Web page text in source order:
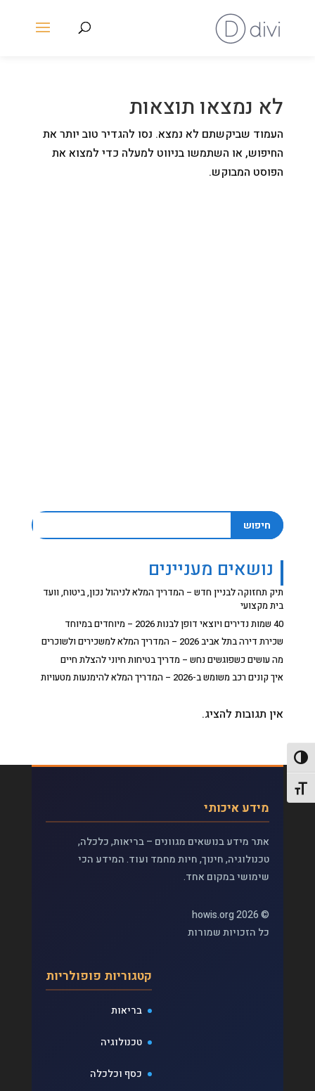
הפעל/כבה ניגודיות גבוהה
מתג גודל גופן
לא נמצאו תוצאות
העמוד שביקשתם לא נמצא. נסו להגדיר טוב יותר את
החיפוש, או השתמשו בניווט למעלה כדי למצוא את
הפוסט המבוקש.
חיפוש
נושאים מעניינים
תיק תחזוקה לבניין חדש – המדריך המלא לניהול נכון, ביטוח, וועד
בית מקצועי
40 שמות נדירים ויוצאי דופן לבנות 2026 – מיוחדים במיוחד
שכירת דירה בתל אביב 2026 – המדריך המלא למשכירים ולשוכרים
מה עושים כשפוגשים נחש – מדריך בטיחות חיוני להצלת חיים
איך קונים רכב משומש ב-2026 – המדריך המלא להימנעות מטעויות
אין תגובות להציג.
מידע איכותי
אתר מידע בנושאים מגוונים – בריאות, כלכלה,
טכנולוגיה, חינוך, חיות מחמד ועוד. המידע הכי
שימושי במקום אחד.
© 2026 howis.org
כל הזכויות שמורות
קטגוריות פופולריות
בריאות
טכנולוגיה
כסף וכלכלה